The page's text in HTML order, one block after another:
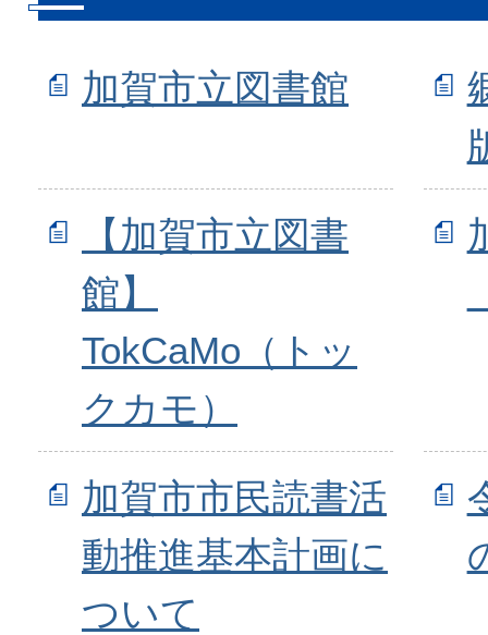
加賀市立図書館
【加賀市立図書
館】
TokCaMo（トッ
クカモ）
加賀市市民読書活
動推進基本計画に
ついて